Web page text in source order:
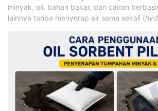
minyak, oli, bahan bakar, dan cairan
lainnya tanpa menyerap air sama sekali (